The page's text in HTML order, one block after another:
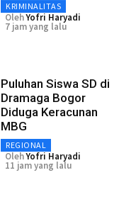
KRIMINALITAS
OlehYofri Haryadi
7 jam yang lalu
Puluhan Siswa SD di
Dramaga Bogor
Diduga Keracunan
MBG
REGIONAL
OlehYofri Haryadi
11 jam yang lalu